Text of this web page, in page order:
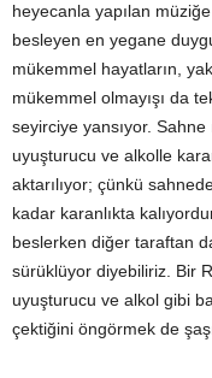
heyecanla yapılan
besleyen en yegane
mükemmel hayatların,
mükemmel olmayışı da
seyirciye yansıyor. Sahne
uyuşturucu ve alkolle
aktarılıyor; çünkü
kadar karanlıkta
beslerken diğer taraftan
sürüklüyor diyebiliriz. Bir
uyuşturucu ve alkol gibi
çektiğini öngörmek de